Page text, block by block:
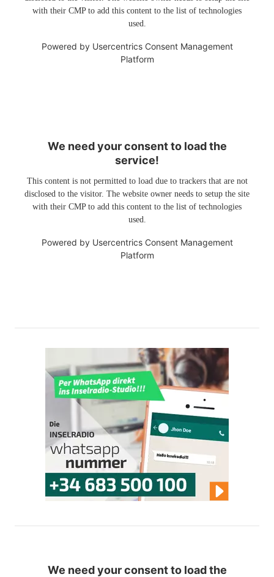
with their CMP to add this content to the list of technologies
used.
Powered by Usercentrics Consent Management
Platform
We need your consent to load the
service!
This content is not permitted to load due to trackers that are not
disclosed to the visitor. The website owner needs to setup the site
with their CMP to add this content to the list of technologies
used.
Powered by Usercentrics Consent Management
Platform
We need your consent to load the